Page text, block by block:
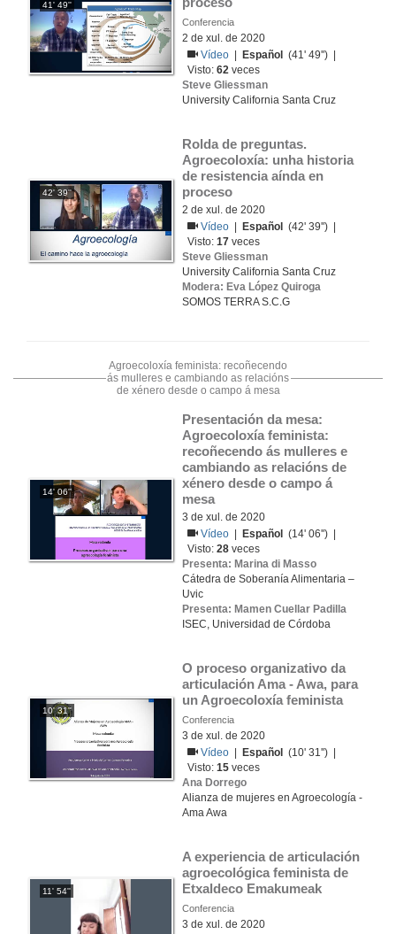
41' 49''
Conferencia
2 de xul. de 2020
Vídeo
Español
(41' 49'') |
Visto:62 veces
Steve Gliessman
University California Santa Cruz
42' 39''
Rolda de preguntas.
Agroecoloxía: unha historia
de resistencia aínda en
proceso
2 de xul. de 2020
Vídeo
Español
(42' 39'') |
Visto:17 veces
Steve Gliessman
University California Santa Cruz
Modera: Eva López Quiroga
SOMOS TERRA S.C.G
Agroecoloxía feminista: recoñecendo
ás mulleres e cambiando as relacións
de xénero desde o campo á mesa
14' 06''
Presentación da mesa:
Agroecoloxía feminista:
recoñecendo ás mulleres e
cambiando as relacións de
xénero desde o campo á
mesa
3 de xul. de 2020
Vídeo
Español
(14' 06'') |
Visto:28 veces
Presenta: Marina di Masso
Cátedra de Soberanía Alimentaria –
Uvic
Presenta: Mamen Cuellar Padilla
ISEC, Universidad de Córdoba
10' 31''
O proceso organizativo da
articulación Ama - Awa, para
un Agroecoloxía feminista
Conferencia
3 de xul. de 2020
Vídeo
Español
(10' 31'') |
Visto:15 veces
Ana Dorrego
Alianza de mujeres en Agroecología -
Ama Awa
11' 54''
A experiencia de articulación
agroecológica feminista de
Etxaldeco Emakumeak
Conferencia
3 de xul. de 2020